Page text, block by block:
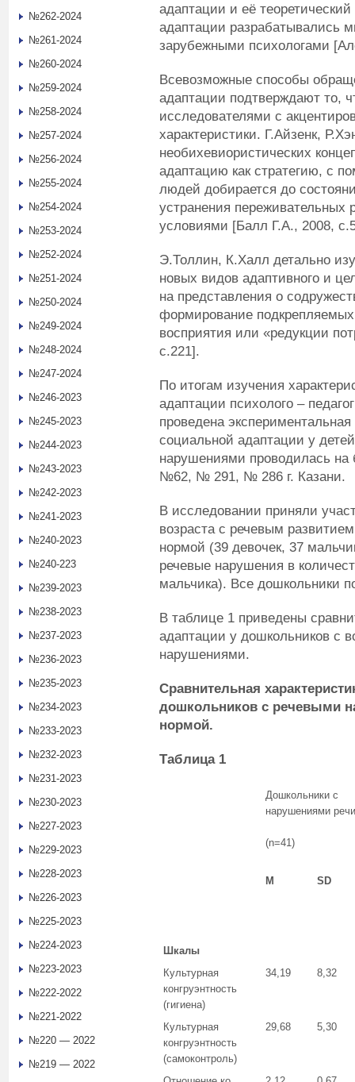
адаптации и её
адаптации разрабатывались
зарубежными психологами
Всевозможные способы
адаптации подтверждают то,
исследователями с
характеристики. Г.Айзенк,
необихевиористических
адаптацию как стратегию, с
людей добирается до
устранения
условиями [Балл Г.А., 2008,
Э.Толлин, К.Халл детально
новых видов адаптивного и
на представления о
формирование
восприятия или «редукции
с.221].
По итогам изучения
адаптации психолого –
проведена
социальной адаптации у
нарушениями проводилась
№62, № 291, № 286 г. Казани.
В исследовании приняли
возраста с речевым
нормой (39 девочек, 37
речевые нарушения в
мальчика). Все дошкольники
В таблице 1 приведены
адаптации у дошкольников с
нарушениями.
Сравнительная
дошкольников с речевыми
нормой.
Таблица 1
Дошкольники с
нарушениями речи
(n=41)
M SD
Шкалы
Культурная
конгруэнтность
(гигиена)
34,19 8,32
Культурная
конгруэнтность
(самоконтроль)
29,68 5,30
№262-2024
№261-2024
№260-2024
№259-2024
№258-2024
№257-2024
№256-2024
№255-2024
№254-2024
№253-2024
№252-2024
№251-2024
№250-2024
№249-2024
№248-2024
№247-2024
№246-2023
№245-2023
№244-2023
№243-2023
№242-2023
№241-2023
№240-2023
№240-223
№239-2023
№238-2023
№237-2023
№236-2023
№235-2023
№234-2023
№233-2023
№232-2023
№231-2023
№230-2023
№227-2023
№229-2023
№228-2023
№226-2023
№225-2023
№224-2023
№223-2023
№222-2022
№221-2022
№220 — 2022
№219 — 2022